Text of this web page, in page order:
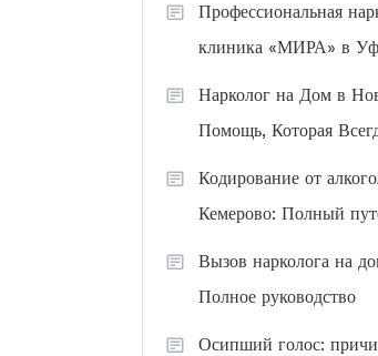
Профессиональная
клиника «МИРА» в
Нарколог на Дом в
Помощь, Которая
Кодирование от
Кемерово: Полный
Вызов нарколога на
Полное руководство
Осипший голос: